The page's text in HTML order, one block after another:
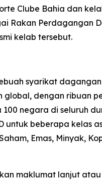
Clube Bahia dan
Rakan Perdagangan
kelab tersebut.
syarikat
global, dengan ribuan
negara di seluruh
untuk beberapa kelas
Emas, Minyak,
maklumat lanjut atau